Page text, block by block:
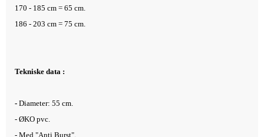
170 - 185 cm = 65 cm.
186 - 203 cm = 75 cm.
Tekniske data :
- Diameter: 55 cm.
- ØKO pvc.
- Med "Anti Burst".